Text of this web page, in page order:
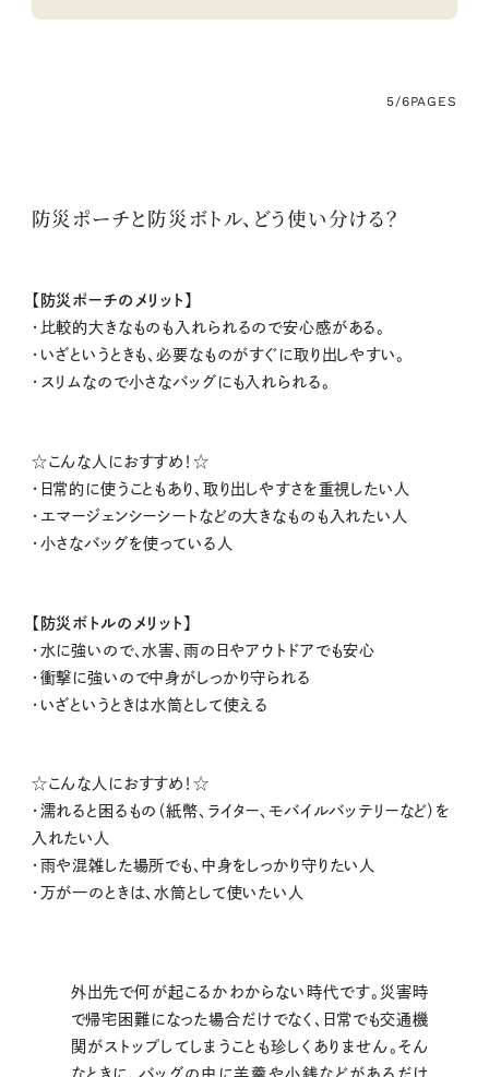
5/6PAGES
防災ポーチと防災ボトル、どう使い分ける？
【防災ポーチのメリット】
・比較的大きなものも入れられるので安心感がある。
・いざというときも、必要なものがすぐに取り出しやすい。
・スリムなので小さなバッグにも入れられる。
☆こんな人におすすめ！☆
・日常的に使うこともあり、取り出しやすさを重視したい人
・エマージェンシーシートなどの大きなものも入れたい人
・小さなバッグを使っている人
【防災ボトルのメリット】
・水に強いので、水害、雨の日やアウトドアでも安心
・衝撃に強いので中身がしっかり守られる
・いざというときは水筒として使える
☆こんな人におすすめ！☆
・濡れると困るもの（紙幣、ライター、モバイルバッテリーなど）を
入れたい人
・雨や混雑した場所でも、中身をしっかり守りたい人
・万が一のときは、水筒として使いたい人
外出先で何が起こるかわからない時代です。災害時
で帰宅困難になった場合だけでなく、日常でも交通機
関がストップしてしまうことも珍しくありません。そん
なときに、バッグの中に羊羹や小銭などがあるだけ